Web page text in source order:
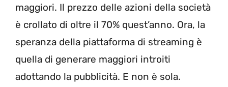
maggiori. Il prezzo delle azioni della società
è crollato di oltre il 70% quest’anno. Ora, la
speranza della piattaforma di streaming è
quella di generare maggiori introiti
adottando la pubblicità. E non è sola.